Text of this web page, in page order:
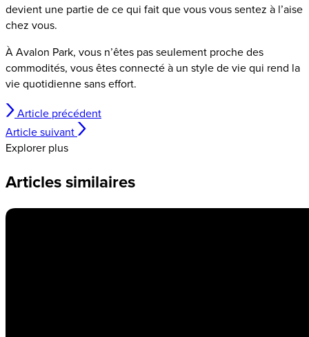
devient une partie de ce qui fait que vous vous sentez à l’aise
chez vous.
À Avalon Park, vous n’êtes pas seulement proche des
commodités, vous êtes connecté à un style de vie qui rend la
vie quotidienne sans effort.
Article précédent
Article suivant
Explorer plus
Articles similaires